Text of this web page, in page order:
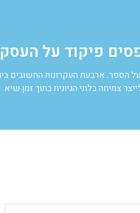
פיקוד על העסק
על הספר. ארבעת העקרונות החשובים
צמיחה בלתי הגיונית בתוך זמן שיא.